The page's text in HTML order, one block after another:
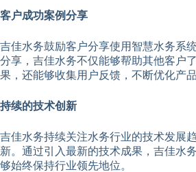
客户成功案例分享
吉佳水务鼓励客户分享使用智慧水务系
分享，吉佳水务不仅能够帮助其他客户
果，还能够收集用户反馈，不断优化产品
持续的技术创新
吉佳水务持续关注水务行业的技术发展
新。通过引入最新的技术成果，吉佳水
够始终保持行业领先地位。